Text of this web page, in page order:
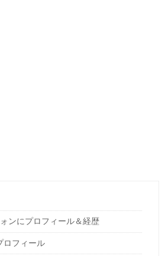
ンにプロフィール＆経歴
ロフィール